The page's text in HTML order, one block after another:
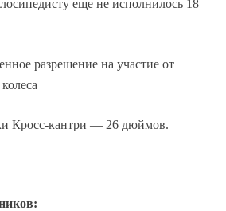
еще не исполнилось 18
разрешение на участие от
Кросс-кантри — 26 дюймов.